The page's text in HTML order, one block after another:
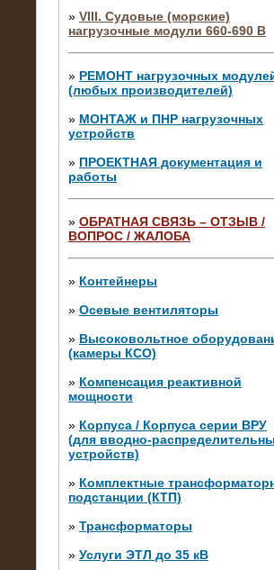
» VIII. Судовые (морские)
нагрузочные модули 660-690 В
» РЕМОНТ нагрузочных
(любых производителей)
» МОНТАЖ и ПНР нагрузочных
устройств
» ПРОЕКТНАЯ документация и
работы
» ОБРАТНАЯ СВЯЗЬ – ОТЗЫВ /
ВОПРОС / ЖАЛОБА
» Контейнеры
» Осевые вентиляторы
» Высоковольтное
(камеры КСО)
» Компенсация реактивной
мощности
» Корпуса / Корпуса серии ВРУ
(для вводно-
устройств)
» Комплектные
подстанции (КТП)
» Трансформаторы
» Услуги ЭТЛ до 35 кВ
10.04.2015
Аренда нагрузочного модуля 4
10 кВ
28.02.2015
Нагрузочные модули 700 кВт (4
штуки)